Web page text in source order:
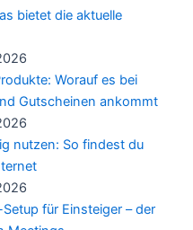
bietet die aktuelle
Worauf es bei
Gutscheinen ankommt
nutzen: So findest du
für Einsteiger – der